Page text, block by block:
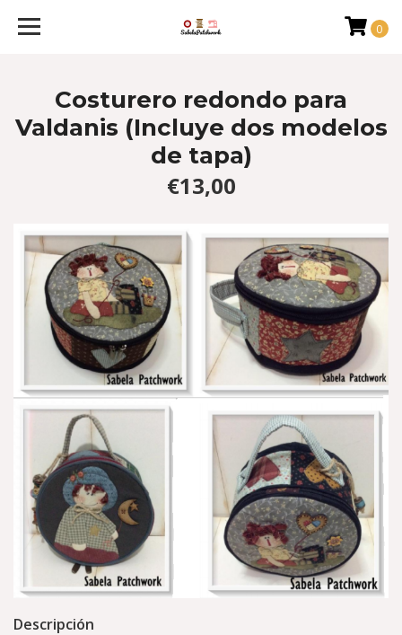
0
Costurero redondo para
Valdanis (Incluye dos modelos
de tapa)
€13,00
Descripción